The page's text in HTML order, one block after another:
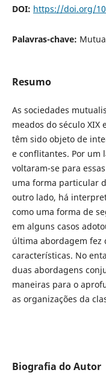
DOI: https://doi.org/
Palavras-chave:
Resumo
As sociedades
meados do século XIX
têm sido objeto de
e conflitantes. Por um
voltaram-se para
uma forma particular
outro lado, há
como uma forma de
em alguns casos
última abordagem fez
características. No
duas abordagens
maneiras para o
as organizações da
Biografia do Autor